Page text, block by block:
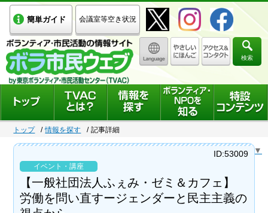
簡単ガイド 会議室等空き状況
検索
トップ 情報を探す 記事詳細
Select Language ▼
イベント・講座
【一般社団法人ふぇみ・ゼミ＆カフェ】
労働を問い直すージェンダーと民主主義の
ID:53009